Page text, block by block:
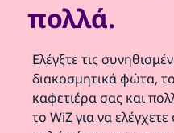
πολλά.
Ελέγξτε τις
διακοσμητικά φώτα,
καφετιέρα σας και
το WiZ για να